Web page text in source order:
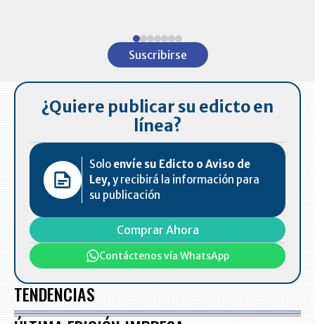
Suscribirse
¿Quiere publicar su edicto en
línea?
Solo envíe su Edicto o Aviso de
Ley,y recibirá la información para
su publicación
Comprar Ahora
Contáctenos vía WhatsApp
TENDENCIAS